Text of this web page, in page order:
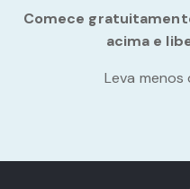
Comece
acima e
Leva menos